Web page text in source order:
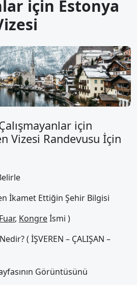
için Estonya
için
Vizesi Randevusu İçin
İkamet Ettiğin Şehir Bilgisi
Fuar, Kongreİsmi )
( İŞVEREN – ÇALIŞAN –
Görüntüsünü